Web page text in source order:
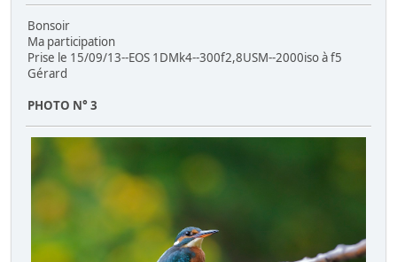
Bonsoir
Ma participation
Prise le 15/09/13--EOS 1DMk4--300f2,8USM--2000iso à f5
Gérard
PHOTO N° 3